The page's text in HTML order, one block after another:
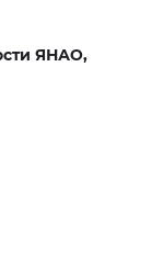
ЯНАО,